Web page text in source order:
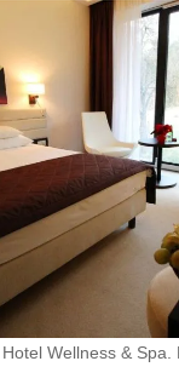
Wellness & Spa.